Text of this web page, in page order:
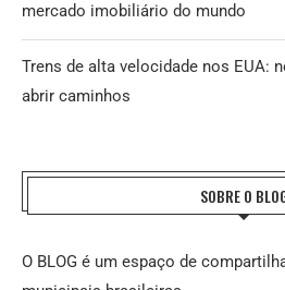
mercado imobiliário do mundo
Trens de alta velocidade nos EUA:
abrir caminhos
SOBRE O
O BLOG é um espaço de